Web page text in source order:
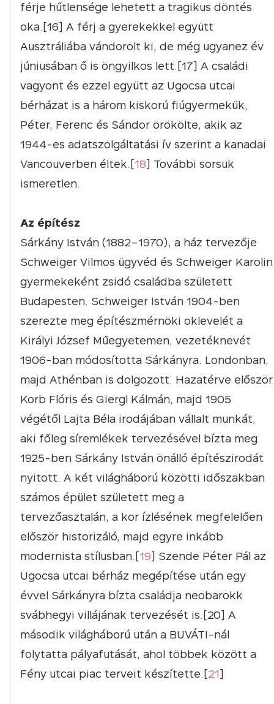
férje hűtlensége lehetett a tragikus döntés
oka.[16] A férj a gyerekekkel együtt
Ausztráliába vándorolt ki, de még ugyanez év
júniusában ő is öngyilkos lett.[17] A családi
vagyont és ezzel együtt az Ugocsa utcai
bérházat is a három kiskorú fiúgyermekük,
Péter, Ferenc és Sándor örökölte, akik az
1944-es adatszolgáltatási ív szerint a kanadai
Vancouverben éltek.[18] További sorsuk
ismeretlen.
Az építész
Sárkány István (1882–1970), a ház tervezője
Schweiger Vilmos ügyvéd és Schweiger Karolin
gyermekeként zsidó családba született
Budapesten. Schweiger István 1904-ben
szerezte meg építészmérnöki oklevelét a
Királyi József Műegyetemen, vezetéknevét
1906-ban módosította Sárkányra. Londonban,
majd Athénban is dolgozott. Hazatérve először
Korb Flóris és Giergl Kálmán, majd 1905
végétől Lajta Béla irodájában vállalt munkát,
aki főleg síremlékek tervezésével bízta meg.
1925-ben Sárkány István önálló építészirodát
nyitott. A két világháború közötti időszakban
számos épület született meg a
tervezőasztalán, a kor ízlésének megfelelően
először historizáló, majd egyre inkább
modernista stílusban.[19] Szende Péter Pál az
Ugocsa utcai bérház megépítése után egy
évvel Sárkányra bízta családja neobarokk
svábhegyi villájának tervezését is.[20] A
második világháború után a BUVÁTI-nál
folytatta pályafutását, ahol többek között a
Fény utcai piac terveit készítette.[21]